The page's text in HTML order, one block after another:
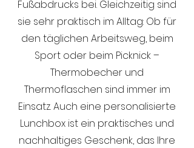
Fußabdrucks bei. Gleichzeitig sind
sie sehr praktisch im Alltag: Ob für
den täglichen Arbeitsweg, beim
Sport oder beim Picknick –
Thermobecher und
Thermoflaschen sind immer im
Einsatz. Auch eine personalisierte
Lunchbox ist ein praktisches und
nachhaltiges Geschenk, das Ihre